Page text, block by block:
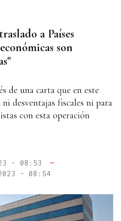
a Países
son
de una carta que en este
desventajas fiscales ni para
con esta operación
- 08:53
—
- 08:54